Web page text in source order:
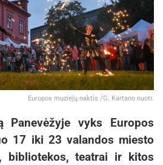
Europos muziejų naktis /G. Kartano nuotr.
Panevėžyje vyks Europos
17 iki 23 valandos miesto
bibliotekos, teatrai ir kitos